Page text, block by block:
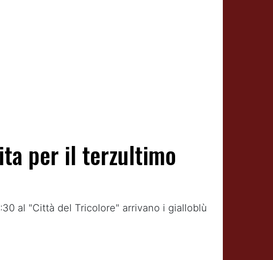
per il terzultimo
al "Città del Tricolore" arrivano i gialloblù